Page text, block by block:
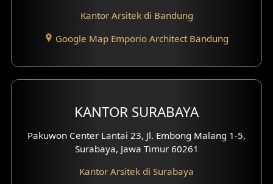
Eksterior Tampak Hook
Fasad Paviliun
Fasad Villa
Fasad Klinik
Kantor Arsitek di Bandung
Google Map Emporio Architect Bandung
KANTOR SURABAYA
Pakuwon Center Lantai 23, Jl. Embong Malang 1-5,
Surabaya, Jawa Timur 60261
Kantor Arsitek di Surabaya